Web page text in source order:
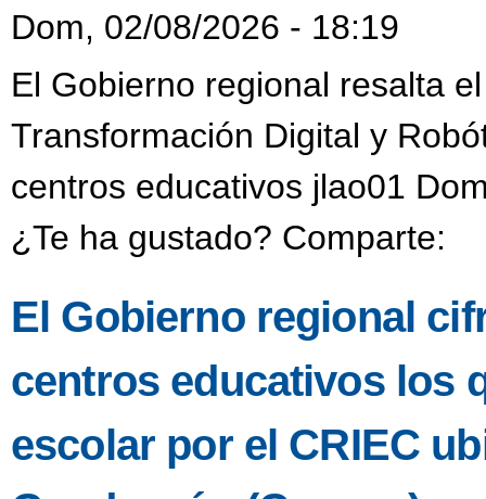
Dom, 02/08/2026 - 18:19
El Gobierno regional resalta
Transformación Digital y
centros educativos jlao01
¿Te ha gustado? Comparte:
El Gobierno regional
centros educativos los
escolar por el CRIEC